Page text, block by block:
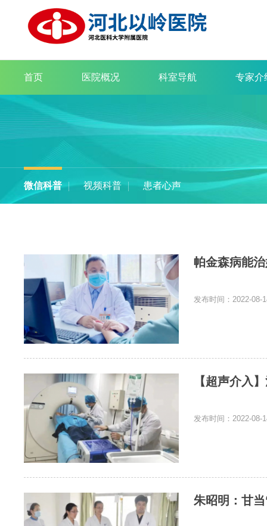
首页 医院概况 科室导航 专家介
微信科普 视频科普 患者心声
帕金森病能
发布时间：2022-08-
【超声介入
发布时间：2022-08-
朱昭明：甘